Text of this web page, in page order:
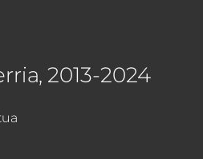
2013-2024